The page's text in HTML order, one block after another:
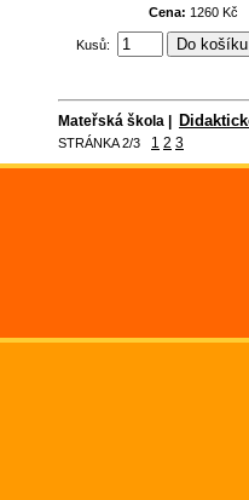
Cena: 1260 Kč
Kusů:
Mateřská škola |
STRÁNKA 2/3 1 2 3